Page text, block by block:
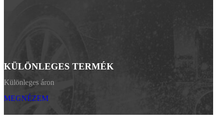
KÜLÖNLEGES TERMÉK
Különleges áron
MEGNÉZEM